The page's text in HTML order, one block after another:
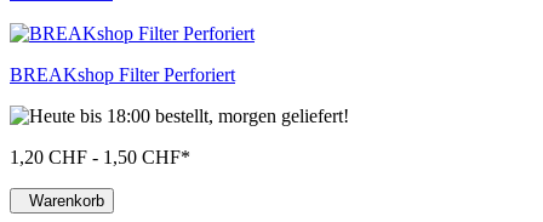
BREAKshop Filter Perforiert
1,20 CHF - 1,50 CHF*
Warenkorb